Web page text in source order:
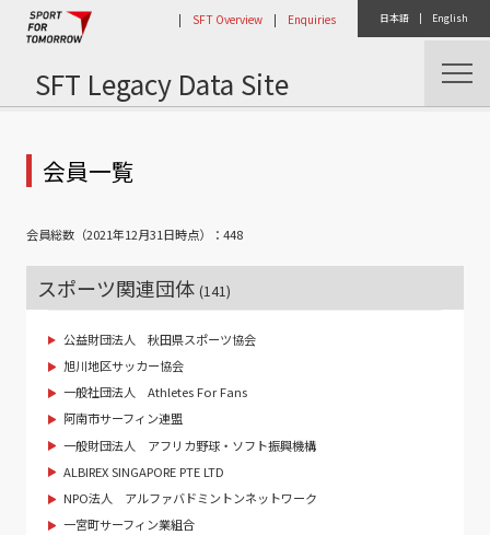
日本語 | English
| SFT Overview | Enquiries
SFT Legacy Data Site
トップ コンソーシアム活動
会員一覧
会員総数（2021年12月31日時点）：448
スポーツ関連団体 (141)
公益財団法人 秋田県スポーツ協会
旭川地区サッカー協会
一般社団法人 Athletes For Fans
阿南市サーフィン連盟
一般財団法人 アフリカ野球・ソフト振興機構
ALBIREX SINGAPORE PTE LTD
NPO法人 アルファバドミントンネットワーク
一宮町サーフィン業組合